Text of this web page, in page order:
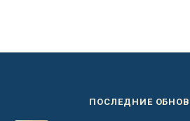
ПОСЛЕДНИЕ